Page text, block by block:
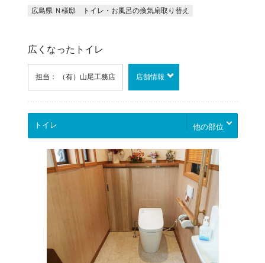
広島県 Ｎ様邸 トイレ・お風呂の換気扇取り替え
広くなったトイレ
担当： （有）山尾工務店 店舗情報
他の部位